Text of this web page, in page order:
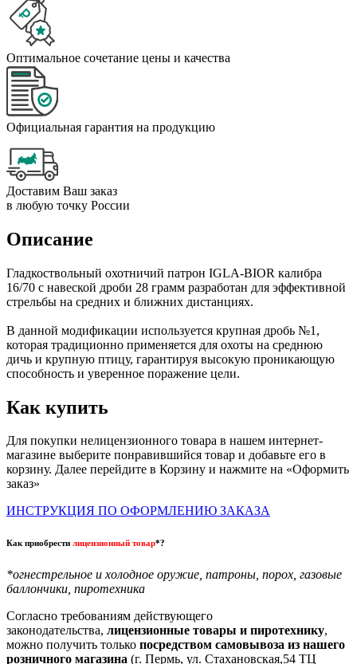
Оптимальное сочетание цены и качества
Официальная гарантия на продукцию
Доставим Ваш заказ
в любую точку России
Описание
Гладкоствольный охотничий патрон IGLA-BIOR калибра
16/70 с навеской дроби 28 грамм разработан для эффективной
стрельбы на средних и ближних дистанциях.
В данной модификации используется крупная дробь №1,
которая традиционно применяется для охоты на среднюю
дичь и крупную птицу, гарантируя высокую проникающую
способность и уверенное поражение цели.
Как купить
Для покупки нелицензионного товара в нашем интернет-
магазине выберите понравившийся товар и добавьте его в
корзину. Далее перейдите в Корзину и нажмите на «Оформить
заказ»
ИНСТРУКЦИЯ ПО ОФОРМЛЕНИЮ ЗАКАЗА
Как приобрести лицензионный товар*?
*огнестрельное и холодное оружие, патроны, порох, газовые
баллончики, пиротехника
Согласно требованиям действующего
законодательства, лицензионные товары и пиротехнику,
можно получить только посредством самовывоза из нашего
розничного магазина (г. Пермь, ул. Стахановская,54 ТЦ